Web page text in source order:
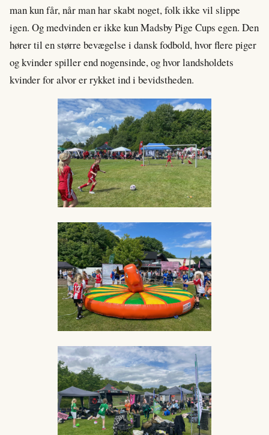
man kun får, når man har skabt noget, folk ikke vil slippe
igen. Og medvinden er ikke kun Madsby Pige Cups egen. Den
hører til en større bevægelse i dansk fodbold, hvor flere piger
og kvinder spiller end nogensinde, og hvor landsholdets
kvinder for alvor er rykket ind i bevidstheden.